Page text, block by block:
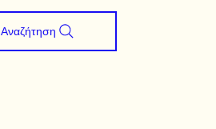
Αναζήτηση